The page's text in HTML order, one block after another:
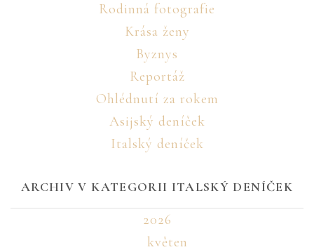
Rodinná fotografie
Krása ženy
Byznys
Reportáž
Ohlédnutí za rokem
Asijský deníček
Italský deníček
ARCHIV V KATEGORII ITALSKÝ DENÍČEK
2026
květen